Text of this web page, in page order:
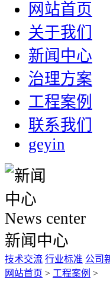
网站首页
关于我们
新闻中心
治理方案
工程案例
联系我们
geyin
News center
新闻中心
技术交流 行业标准 公司
网站首页 > 工程案例 >